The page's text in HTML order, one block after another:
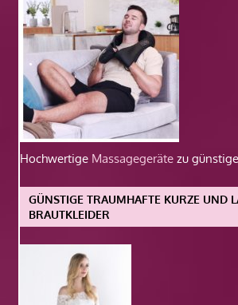
Hochwertige Massagegeräte zu
GÜNSTIGE TRAUMHAFTE KURZE UND
BRAUTKLEIDER